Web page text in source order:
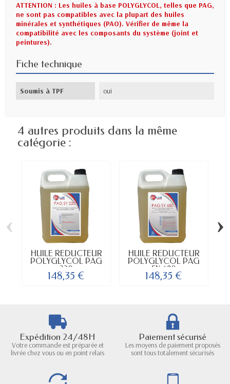
ATTENTION : Les huiles à base POLYGLYCOL, telles que PAG,
ne sont pas compatibles avec la plupart des huiles
minérales et synthétiques (PAO). Vérifier de même la
compatibilité avec les composants du système (joint et
peintures).
Fiche technique
Soumis à TPF oui
4 autres produits dans la même
catégorie :
HUILE RÉDUCTEUR
POLYGLYCOL PAG
220
148,35 €
HUILE RÉDUCTEUR
POLYGLYCOL PAG
SY 680
148,35 €
‹ ›
Expédition 24/48H
Votre commande est préparée et
livrée chez vous ou en point relais
Paiement sécurisé
Les moyens de paiement proposés
sont tous totalement sécurisés